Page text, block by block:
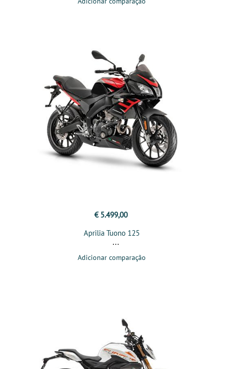
€ 5.499,00
Aprilia Tuono 125
Adicionar comparação